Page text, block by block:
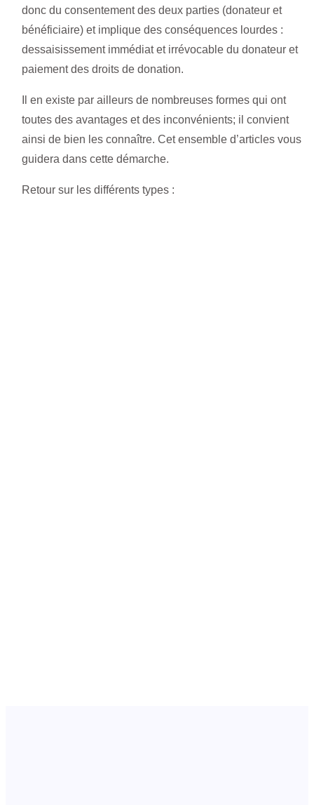
donc du consentement des deux parties (donateur et
bénéficiaire) et implique des conséquences lourdes :
dessaisissement immédiat et irrévocable du donateur et
paiement des droits de donation.
Il en existe par ailleurs de nombreuses formes qui ont
toutes des avantages et des inconvénients; il convient
ainsi de bien les connaître. Cet ensemble d’articles vous
guidera dans cette démarche.
Retour sur les différents types :